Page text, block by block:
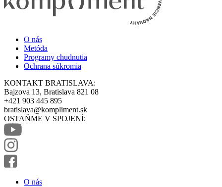
O nás
Metóda
Programy chudnutia
Ochrana súkromia
KONTAKT BRATISLAVA:
Bajzova 13, Bratislava 821 08
+421 903 445 895
bratislava@kompliment.sk
OSTAŇME V SPOJENÍ:
O nás